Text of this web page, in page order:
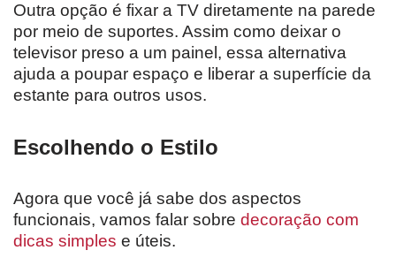
Outra opção é fixar a TV diretamente na parede
por meio de suportes. Assim como deixar o
televisor preso a um painel, essa alternativa
ajuda a poupar espaço e liberar a superfície da
estante para outros usos.
Escolhendo o Estilo
Agora que você já sabe dos aspectos
funcionais, vamos falar sobre decoração com
dicas simples e úteis.